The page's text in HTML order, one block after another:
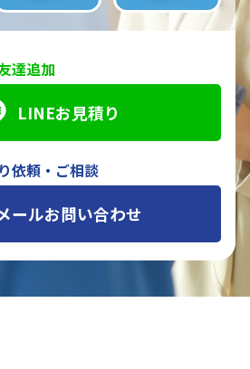
達追加
LINEお見積り
依頼・ご相談
ールお問い合わせ